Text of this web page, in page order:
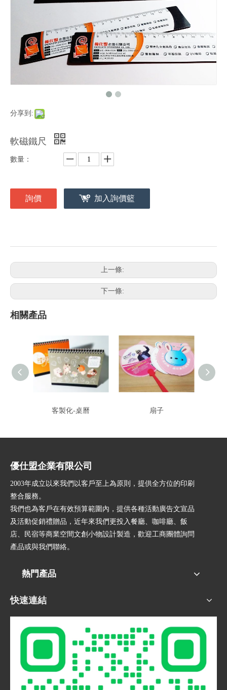
分享到:
軟磁鐵尺
數量：
詢價 加入詢價籃
上一條:
下一條:
相關產品
客製化-桌曆 扇子
優仕盟企業有限公司
2003年成立以來我們以客戶至上為原則，提供全方位的印刷
整合服務。
我們也為客戶在有效預算範圍內，提供各種活動廣告文宣品
及活動促銷禮贈品，近年來我們更投入餐廳、咖啡廳、飯
店、民宿等商業空間文創小物設計製造，歡迎工商團體詢問
產品或與我們聯絡。
熱門產品
快速連結